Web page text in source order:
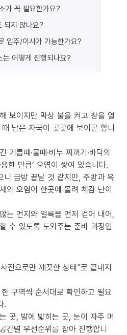
가 꼭 필요한가요?
되지 않나요?
입주/이사가 가능한가요?
어떻게 진행되나요?
보이지만 막상 불을 켜고 창을 열
남은 자국이 곳곳에 보이곤 합니
기름때·물때·비누 찌꺼기·바닥의
한 만큼’ 오염이 쌓여 있습니다.
니 금방 끝날 것 같지만, 주방과 욕
와 오염이 한곳에 몰려 체감 난이
는 먼지와 얼룩을 먼저 걷어 내어,
수 있도록 도와주는 준비 과정입
진으로만 깨끗한 상태”로 끝내지
구역씩 순서대로 확인하고 필요
.
곳, 발에 밟히는 곳, 눈이 자주 머
간별 우선순위를 잡아 진행합니